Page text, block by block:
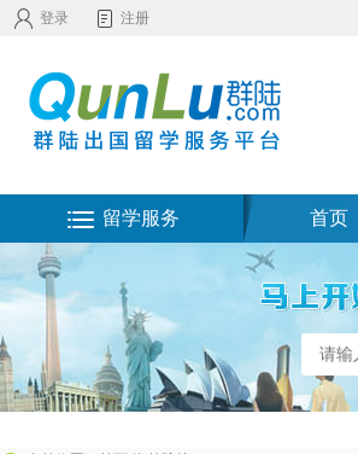
登录 注册
留学服务 首页